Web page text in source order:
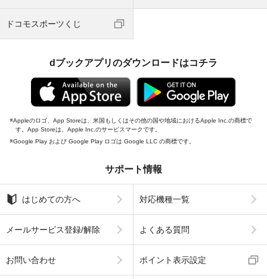
ドコモスポーツくじ
dブックアプリのダウンロードはコチラ
Appleのロゴ、App Storeは、米国もしくはその他の国や地域におけるApple Inc.の商標で
す。App Storeは、Apple Inc.のサービスマークです。
Google Play および Google Play ロゴは Google LLC の商標です。
サポート情報
はじめての方へ 対応機種一覧
メールサービス登録/解除 よくある質問
お問い合わせ ポイント表示設定